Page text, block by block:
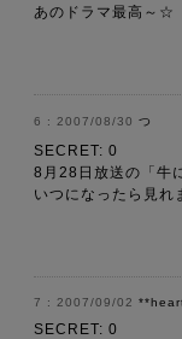
あのドラマ最高～☆
2007/08/30 つ
SECRET: 0
8月28日放送の「牛
いつになったら見れ
2007/09/02
SECRET: 0